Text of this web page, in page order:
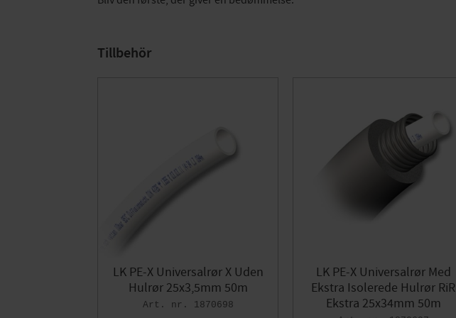
Tillbehör
LK PE-X Universalrør X Uden
Hulrør 25x3,5mm 50m
1870698
LK PE-X Universalrør Med
Ekstra Isolerede Hulrør RiR
Ekstra 25x34mm 50m